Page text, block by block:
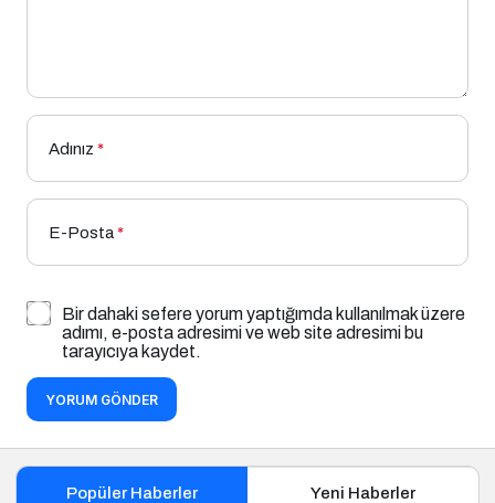
Adınız *
E-Posta*
Bir dahaki sefere yorum yaptığımda kullanılmak üzere
adımı, e-posta adresimi ve web site adresimi bu
tarayıcıya kaydet.
YORUM GÖNDER
Popüler Haberler Yeni Haberler